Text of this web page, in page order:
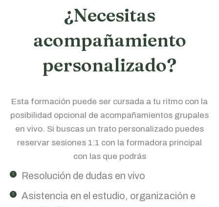
¿Necesitas
acompañamiento
personalizado?
Esta formación puede ser cursada a tu ritmo con la
posibilidad opcional de acompañamientos grupales
en vivo. Si buscas un trato personalizado puedes
reservar sesiones 1:1 con la formadora principal
con las que podrás
Resolución de dudas en vivo
Asistencia en el estudio, organización e